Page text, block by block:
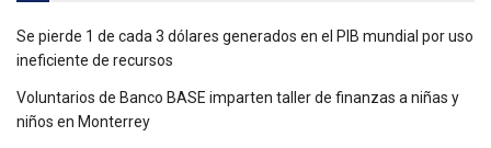
Se pierde 1 de cada 3 dólares generados en el PIB mundial por uso
ineficiente de recursos
Voluntarios de Banco BASE imparten taller de finanzas a niñas y
niños en Monterrey